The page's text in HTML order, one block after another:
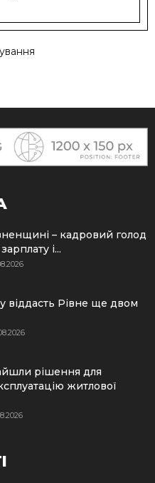
– кадровий голод
і...
віддасть Рівне ще двом
рішення для
житлової